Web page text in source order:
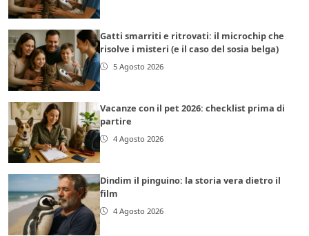
Gatti smarriti e ritrovati: il microchip che
risolve i misteri (e il caso del sosia belga)
5 Agosto 2026
Vacanze con il pet 2026: checklist prima di
partire
4 Agosto 2026
Dindim il pinguino: la storia vera dietro il
film
4 Agosto 2026